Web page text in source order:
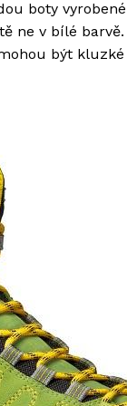
boty
ne v bílé
být